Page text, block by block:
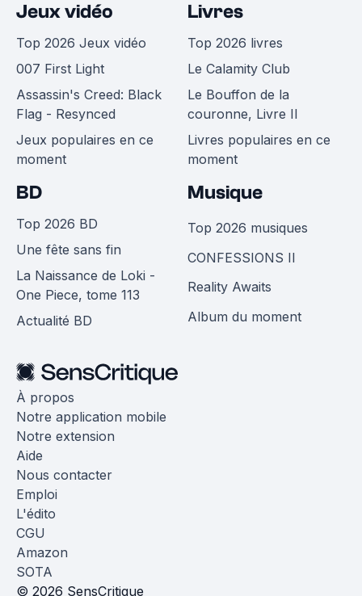
Jeux vidéo
Top 2026 Jeux vidéo
007 First Light
Assassin's Creed: Black
Flag - Resynced
Jeux populaires en ce
moment
Livres
Top 2026 livres
Le Calamity Club
Le Bouffon de la
couronne, Livre II
Livres populaires en ce
moment
BD
Top 2026 BD
Une fête sans fin
La Naissance de Loki -
One Piece, tome 113
Actualité BD
Musique
Top 2026 musiques
CONFESSIONS II
Reality Awaits
Album du moment
À propos
Notre application mobile
Notre extension
Aide
Nous contacter
Emploi
L'édito
CGU
Amazon
SOTA
© 2026 SensCritique